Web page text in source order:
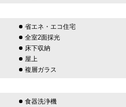
省エネ・エコ住宅
全室2面採光
床下収納
屋上
複層ガラス
食器洗浄機